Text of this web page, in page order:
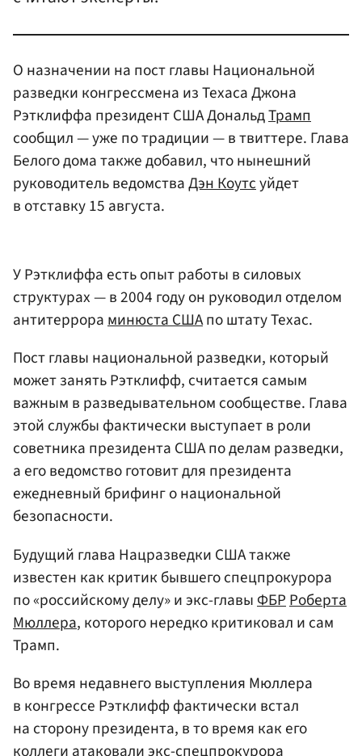
О назначении на пост главы Национальной
разведки конгрессмена из Техаса Джона
Рэтклиффа президент США ДональдТрамп
сообщил — уже по традиции — в твиттере. Глава
Белого дома также добавил, что нынешний
руководитель ведомстваДэн Коутсуйдет
в отставку 15 августа.
У Рэтклиффа есть опыт работы в силовых
структурах — в 2004 году он руководил отделом
антитеррораминюста СШАпо штату Техас.
Пост главы национальной разведки, который
может занять Рэтклифф, считается самым
важным в разведывательном сообществе. Глава
этой службы фактически выступает в роли
советника президента США по делам разведки,
а его ведомство готовит для президента
ежедневный брифинг о национальной
безопасности.
Будущий глава Нацразведки США также
известен как критик бывшего спецпрокурора
по «российскому делу» и экс-главыФБРРоберта
Мюллера, которого нередко критиковал и сам
Трамп.
Во время недавнего выступления Мюллера
в конгрессе Рэтклифф фактически встал
на сторону президента, в то время как его
коллеги атаковали экс-спецпрокурора